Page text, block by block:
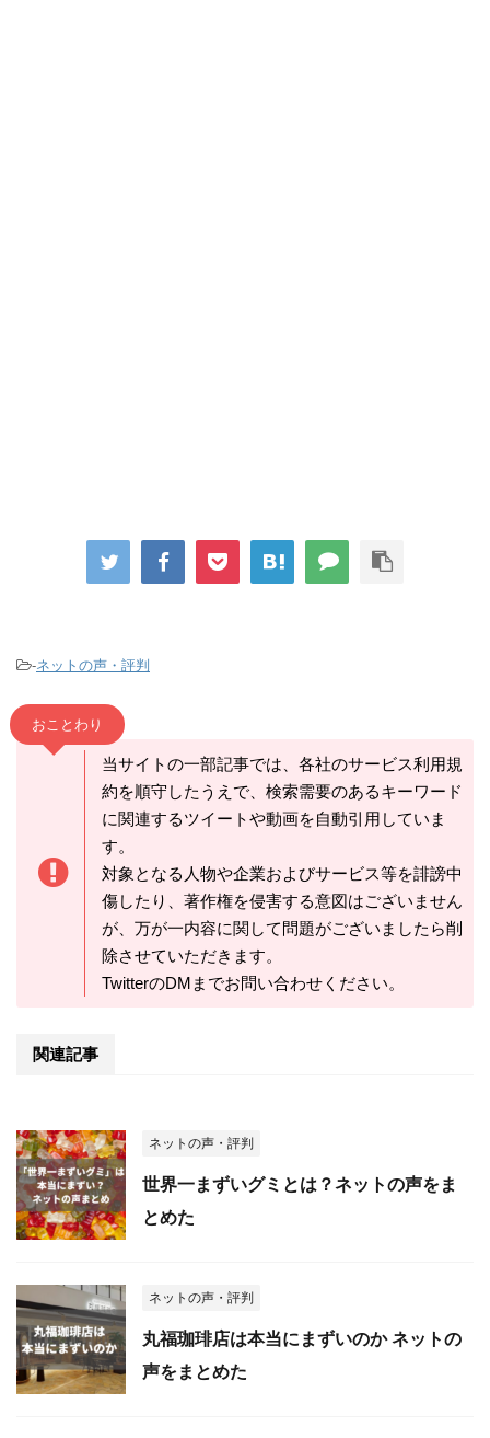
-ネットの声・評判
おことわり
当サイトの一部記事では、各社のサービス利用規
約を順守したうえで、検索需要のあるキーワード
に関連するツイートや動画を自動引用していま
す。
対象となる人物や企業およびサービス等を誹謗中
傷したり、著作権を侵害する意図はございません
が、万が一内容に関して問題がございましたら削
除させていただきます。
TwitterのDMまでお問い合わせください。
関連記事
ネットの声・評判
世界一まずいグミとは？ネットの声をま
とめた
ネットの声・評判
丸福珈琲店は本当にまずいのか ネットの
声をまとめた